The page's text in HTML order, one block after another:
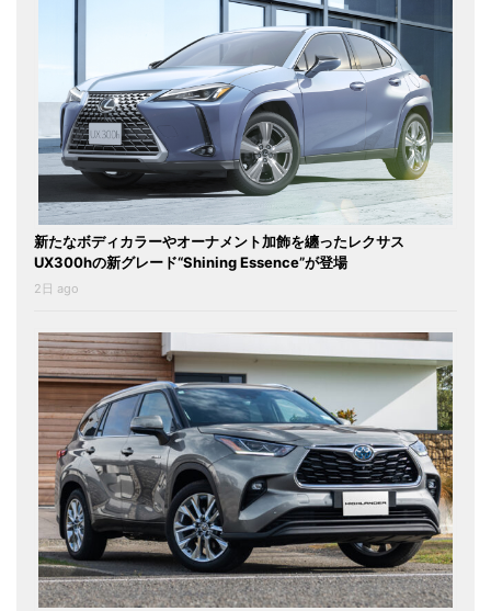
新たなボディカラーやオーナメント加飾を纏ったレクサス
UX300hの新グレード“Shining Essence”が登場
2日 ago